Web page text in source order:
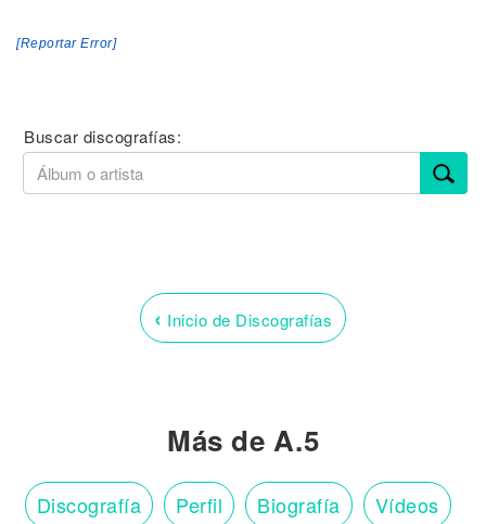
[Reportar Error]
Buscar discografías:
‹ Inicio de Discografías
Más de A.5
Discografía Perfil Biografía Vídeos